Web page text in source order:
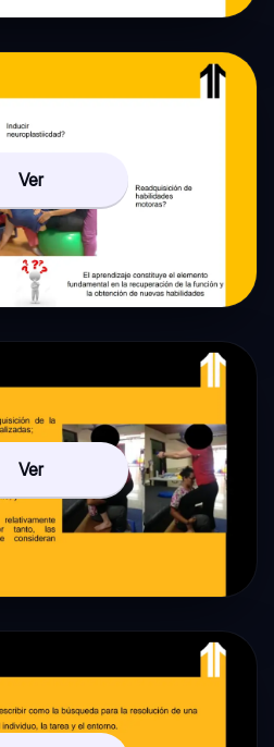
Ver
Ver